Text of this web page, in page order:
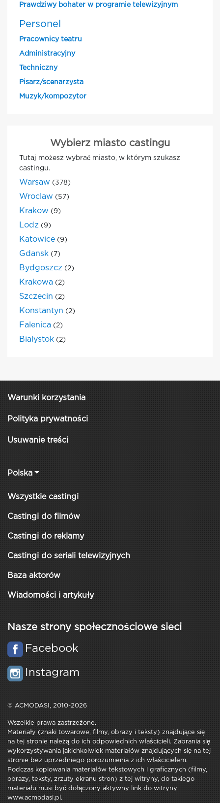
Prawdziwy bohater w programie telewizyjnym
Personel
Pracownicy teatru
Administracyjny
Techniczny
Pisarz/scenarzysta
Muzyk/kompozytor
Wybierz miasto castingu
Tutaj możesz wybrać miasto, w którym szukasz
castingu.
Warsaw (378)
Wroclaw (57)
Krakow (9)
Lodz (9)
Katowice (9)
Gdansk (7)
Bydgoszcz (2)
Krakowa (2)
Szczecin (2)
Konstantyn (2)
Falenica (2)
Bialystok (2)
Warunki korzystania
Polityka prywatności
Usuwanie treści
Polska
Wszystkie castingi
Castingi do filmów
Castingi do reklamy
Castingi do seriali telewizyjnych
Baza aktorów
Wiadomości i artykuły
Nasze strony społecznościowe sieci
Facebook
Instagram
© ACMODASI, 2010-2026
Wszelkie prawa zastrzeżone.
Materiały (znaki towarowe, filmy, obrazy i teksty) znajdujące się
na tej stronie należą do ich odpowiednich właścicieli. Zabrania się
wykorzystywania jakichkolwiek materiałów znajdujących się na tej
stronie bez uprzedniego porozumienia z ich właścicielem.
Podczas kopiowania materiałów tekstowych i graficznych (filmy,
obrazy, teksty, zrzuty ekranu stron) z tej witryny, do takiego
materiału musi być dołączony aktywny link do witryny
www.acmodasi.pl.